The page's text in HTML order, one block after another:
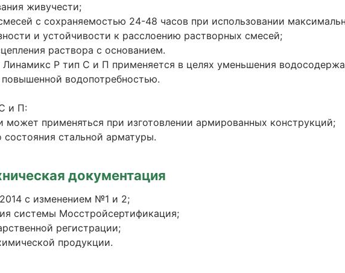
живучести;
с сохраняемостью 24-48 часов при использовании
и устойчивости к расслоению растворных смесей;
раствора с основанием.
Линамикс Р тип С и П применяется в целях уменьшения
водопотребностью.
и П:
может применяться при изготовлении армированных конструкций;
состояния стальной арматуры.
документация
с изменением №1 и 2;
системы Мосстройсертификация;
регистрации;
продукции.